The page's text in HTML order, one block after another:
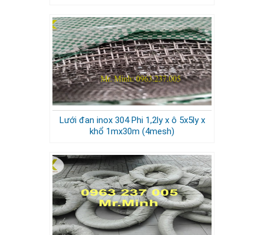
Lưới đan inox 304 Phi 1,2ly x ô 5x5ly x
khổ 1mx30m (4mesh)